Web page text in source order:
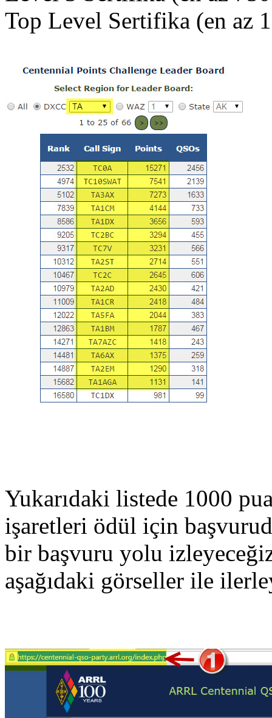
Top Level Sertifika (en az
Yukarıdaki listede 1000
işaretleri ödül için
bir başvuru yolu
aşağıdaki görseller ile